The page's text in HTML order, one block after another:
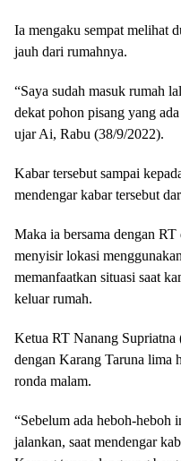
Ia mengaku sempat melihat
jauh dari rumahnya.
“Saya sudah masuk rumah
dekat pohon pisang yang
ujar Ai, Rabu (38/9/2022).
Kabar tersebut sampai
mendengar kabar tersebut
Maka ia bersama dengan
menyisir lokasi
memanfaatkan situasi saat
keluar rumah.
Ketua RT Nanang Supriatna
dengan Karang Taruna lima
ronda malam.
“Sebelum ada heboh-heboh
jalankan, saat mendengar